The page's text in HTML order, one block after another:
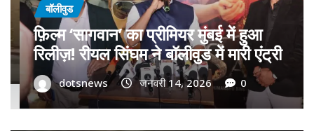
गोवा मुख्यमंत्री डॉ. प्रमोद सावंत का ‘गोदान’
को बड़ा समर्थन; पोस्टर विमोचन कर मथुरा से
फिल्म गोदान की टीम का बढ़ाया मान!
dotsnews जनवरी 9, 2026 0